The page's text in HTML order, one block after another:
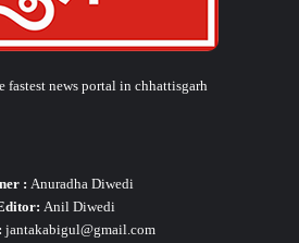
fastest news portal in chhattisgarh
: Anuradha Diwedi
Anil Diwedi
jantakabigul@gmail.com